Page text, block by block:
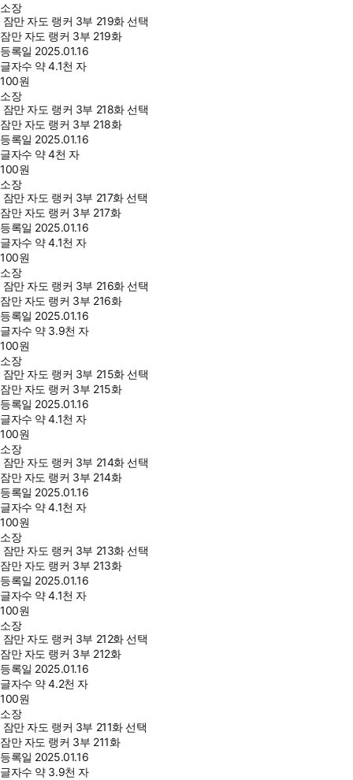
소장
잠만 자도 랭커 3부 219화 선택
잠만 자도 랭커 3부 219화
등록일 2025.01.16
글자수 약 4.1천 자
100원
소장
잠만 자도 랭커 3부 218화 선택
잠만 자도 랭커 3부 218화
등록일 2025.01.16
글자수 약 4천 자
100원
소장
잠만 자도 랭커 3부 217화 선택
잠만 자도 랭커 3부 217화
등록일 2025.01.16
글자수 약 4.1천 자
100원
소장
잠만 자도 랭커 3부 216화 선택
잠만 자도 랭커 3부 216화
등록일 2025.01.16
글자수 약 3.9천 자
100원
소장
잠만 자도 랭커 3부 215화 선택
잠만 자도 랭커 3부 215화
등록일 2025.01.16
글자수 약 4.1천 자
100원
소장
잠만 자도 랭커 3부 214화 선택
잠만 자도 랭커 3부 214화
등록일 2025.01.16
글자수 약 4.1천 자
100원
소장
잠만 자도 랭커 3부 213화 선택
잠만 자도 랭커 3부 213화
등록일 2025.01.16
글자수 약 4.1천 자
100원
소장
잠만 자도 랭커 3부 212화 선택
잠만 자도 랭커 3부 212화
등록일 2025.01.16
글자수 약 4.2천 자
100원
소장
잠만 자도 랭커 3부 211화 선택
잠만 자도 랭커 3부 211화
등록일 2025.01.16
글자수 약 3.9천 자